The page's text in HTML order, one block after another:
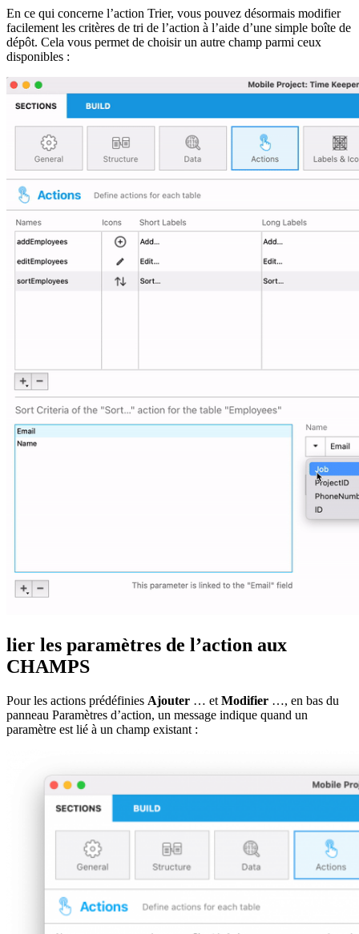
En ce qui concerne l’action Trier, vous pouvez désormais modifier
facilement les critères de tri de l’action à l’aide d’une simple boîte de
dépôt. Cela vous permet de choisir un autre champ parmi ceux
disponibles :
lier les paramètres de l’action aux
CHAMPS
Pour les actions prédéfinies Ajouter … et Modifier …, en bas du
panneau Paramètres d’action, un message indique quand un
paramètre est lié à un champ existant :